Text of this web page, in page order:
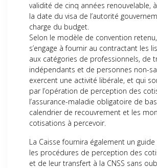
validité de cinq années renouvelable,
la date du visa de l’autorité
charge du budget.
Selon le modèle de convention
s’engage à fournir au contractant les
aux catégories de professionnels, de
indépendants et de personnes non-
exercent une activité libérale, et qui
par l’opération de perception des
l’assurance-maladie obligatoire de
calendrier de recouvrement et les
cotisations à percevoir.
La Caisse fournira également un
les procédures de perception des
et de leur transfert à la CNSS sans